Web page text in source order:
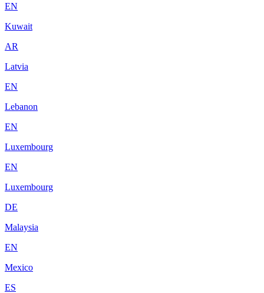
EN
Kuwait
AR
Latvia
EN
Lebanon
EN
Luxembourg
EN
Luxembourg
DE
Malaysia
EN
Mexico
ES